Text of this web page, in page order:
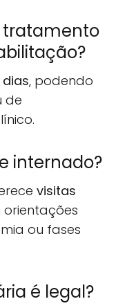
tratamento
dias, podendo
de
internado?
visitas
orientações
ou fases
é legal?